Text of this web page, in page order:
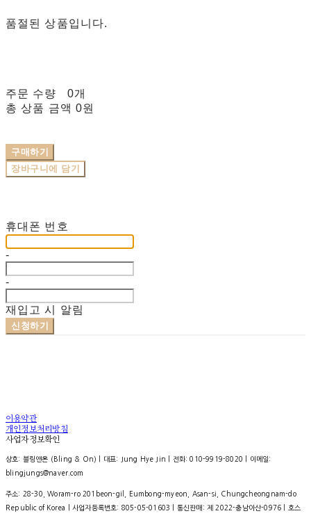
품절된 상품입니다.
주문 수량
0개
총 상품 금액 0원
구매하기
장바구니에 담기
휴대폰 번호
-
-
재입고 시 알림
신청하기
이용약관
개인정보처리방침
사업자정보확인
상호: 블링앤온 (Bling & On) | 대표: Jung Hye Jin | 전화: 010-9919-8020 | 이메일:
blingjungs@naver.com
주소: 28-30, Woram-ro 201beon-gil, Eumbong-myeon, Asan-si, Chungcheongnam-do
Republic of Korea | 사업자등록번호: 805-05-01603 | 통신판매:제 2022-충남아산-0976 | 호스